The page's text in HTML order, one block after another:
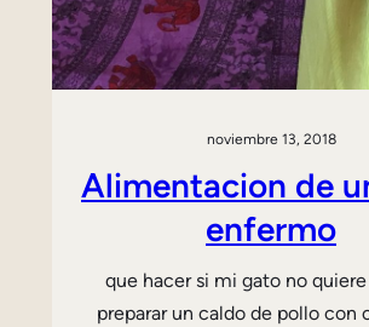
noviembre 13, 2018
Alimentacion de
enfermo
que hacer si mi gato no
preparar un caldo de pollo con